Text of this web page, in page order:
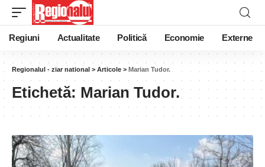
Regiuni Actualitate Politică Economie Externe
Regionalul - ziar national > Articole > Marian Tudor.
Etichetă: Marian Tudor.